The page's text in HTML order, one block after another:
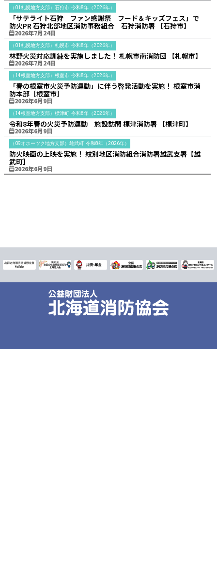
（01札幌地方支部）石狩市 令和8年（2026年）
「サテライト石狩 ファン感謝祭 フード＆キッズフェス」で
防火PR 石狩北部地区消防事務組合 石狩消防署 【石狩市】
2026年7月24日
（01札幌地方支部）札幌市 令和8年（2026年）
林野火災対応訓練を実施しました！ 札幌市南消防団 【札幌市】
2026年7月24日
（14根室地方支部）根室市 令和8年（2026年）
「春の根室市火災予防運動」に伴う啓発活動を実施！ 根室市消
防本部［根室市］
2026年6月9日
（14根室地方支部）標津町 令和8年（2026年）
令和8年春の火災予防運動 施設訪問 標津消防署 【標津町】
2026年6月9日
（09オホーツク地方支部）雄武町 令和8年（2026年）
防火映画の上映を実施！ 紋別地区消防組合消防署雄武支署【雄
武町】
2026年6月9日